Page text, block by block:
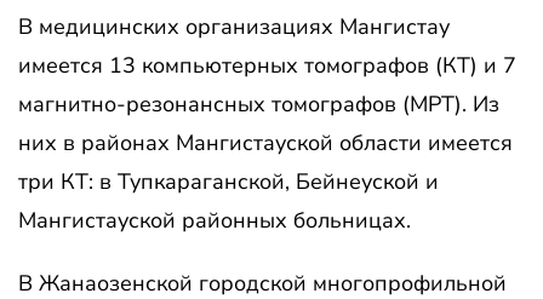
В медицинских организациях Мангистау
имеется 13 компьютерных томографов (КТ) и 7
магнитно-резонансных томографов (МРТ). Из
них в районах Мангистауской области имеется
три КТ: в Тупкараганской, Бейнеуской и
Мангистауской районных больницах.
В Жанаозенской городской многопрофильной